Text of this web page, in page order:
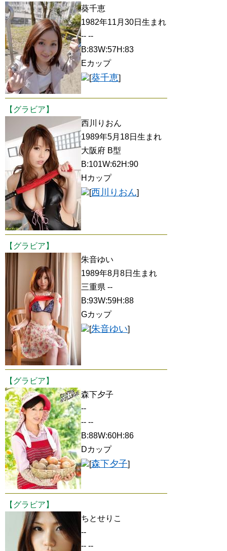
葵千恵
1982年11月30日生まれ
-- --
B:83W:57H:83
Eカップ
[葵千恵]
【グラビア】
西川りおん
1989年5月18日生まれ
大阪府 B型
B:101W:62H:90
Hカップ
[西川りおん]
【グラビア】
朱音ゆい
1989年8月8日生まれ
三重県 --
B:93W:59H:88
Gカップ
[朱音ゆい]
【グラビア】
森下夕子
--
-- --
B:88W:60H:86
Dカップ
[森下夕子]
【グラビア】
ちとせりこ
--
-- --